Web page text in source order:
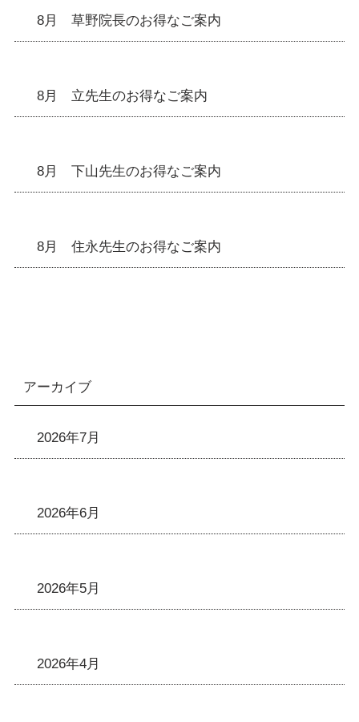
8月 草野院長のお得なご案内
8月 立先生のお得なご案内
8月 下山先生のお得なご案内
8月 住永先生のお得なご案内
アーカイブ
2026年7月
2026年6月
2026年5月
2026年4月